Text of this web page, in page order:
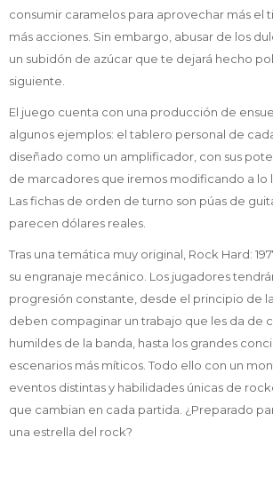
consumir caramelos para aprovechar más el
más acciones. Sin embargo, abusar de los
un subidón de azúcar que te dejará hecho
siguiente.
El juego cuenta con una producción de
algunos ejemplos: el tablero personal de
diseñado como un amplificador, con sus
de marcadores que iremos modificando a lo
Las fichas de orden de turno son púas de
parecen dólares reales.
Tras una temática muy original, Rock Hard:
su engranaje mecánico. Los jugadores
progresión constante, desde el principio de
deben compaginar un trabajo que les da de
humildes de la banda, hasta los grandes
escenarios más míticos. Todo ello con un
eventos distintas y habilidades únicas de
que cambian en cada partida. ¿Preparado
una estrella del rock?